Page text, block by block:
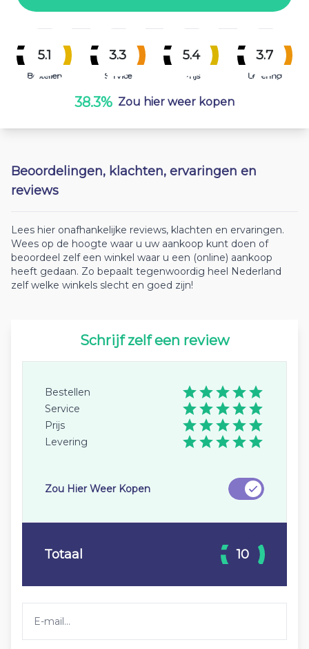
5.1
Bestellen
3.3
Service
5.4
Prijs
3.7
Levering
38.3% Zou hier weer kopen
Beoordelingen, klachten, ervaringen en
reviews
Lees hier onafhankelijke reviews, klachten en ervaringen.
Wees op de hoogte waar u uw aankoop kunt doen of
beoordeel zelf een winkel waar u een (online) aankoop
heeft gedaan. Zo bepaalt tegenwoordig heel Nederland
zelf welke winkels slecht en goed zijn!
Schrijf zelf een review
Bestellen
Service
Prijs
Levering
Zou Hier Weer Kopen
Totaal 10